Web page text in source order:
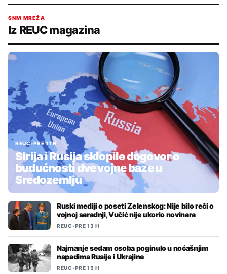
SNM MREŽA
Iz REUC magazina
REUC•PRE 11 H
Sirija i Rusija sklopile dogovor o
budućnosti dve vojne baze u
Sredozemlju
Ruski mediji o poseti Zelenskog: Nije bilo reči o
vojnoj saradnji, Vučić nije ukorio novinara
REUC•PRE 13 H
Najmanje sedam osoba poginulo u noćašnjim
napadima Rusije i Ukrajine
REUC•PRE 15 H